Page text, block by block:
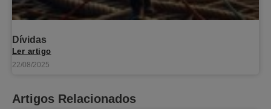
Dívidas
Ler artigo
22/08/2025
Artigos Relacionados